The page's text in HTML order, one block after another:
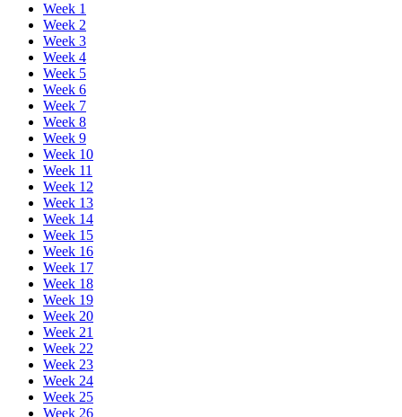
Week 1
Week 2
Week 3
Week 4
Week 5
Week 6
Week 7
Week 8
Week 9
Week 10
Week 11
Week 12
Week 13
Week 14
Week 15
Week 16
Week 17
Week 18
Week 19
Week 20
Week 21
Week 22
Week 23
Week 24
Week 25
Week 26